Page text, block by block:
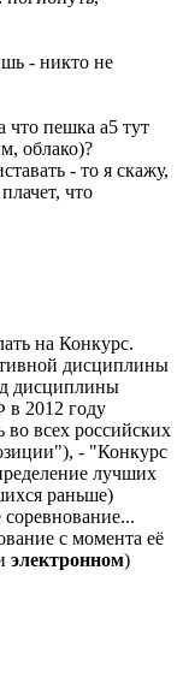
- никто не
что пешка а5 тут
облако)?
- то я скажу,
что
на Конкурс.
дисциплины
дисциплины
2012 году
во всех российских
- "Конкурс
лучших
раньше)
с момента её
электронном)